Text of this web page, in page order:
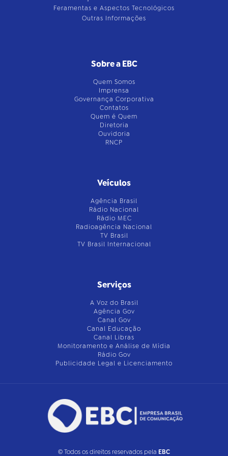
Feramentas e Aspectos Tecnológicos
Outras Informações
Sobre a EBC
Quem Somos
Imprensa
Governança Corporativa
Contatos
Quem é Quem
Diretoria
Ouvidoria
RNCP
Veículos
Agência Brasil
Rádio Nacional
Rádio MEC
Radioagência Nacional
TV Brasil
TV Brasil Internacional
Serviços
A Voz do Brasil
Agência Gov
Canal Gov
Canal Educação
Canal Libras
Monitoramento e Análise de Mídia
Rádio Gov
Publicidade Legal e Licenciamento
© Todos os direitos reservados pela EBC